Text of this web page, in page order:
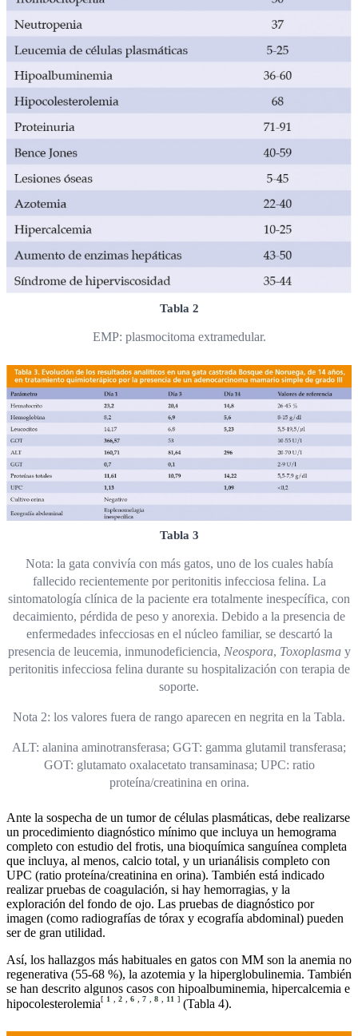
Tabla 2
EMP: plasmocitoma extramedular.
Tabla 3
Nota: la gata convivía con más gatos, uno de los cuales había
fallecido recientemente por peritonitis infecciosa felina. La
sintomatología clínica de la paciente era totalmente inespecífica, con
decaimiento, pérdida de peso y anorexia. Debido a la presencia de
enfermedades infecciosas en el núcleo familiar, se descartó la
presencia de leucemia, inmunodeficiencia, Neospora, Toxoplasmay
peritonitis infecciosa felina durante su hospitalización con terapia de
soporte.
Nota 2: los valores fuera de rango aparecen en negrita en la Tabla.
ALT: alanina aminotransferasa; GGT: gamma glutamil transferasa;
GOT: glutamato oxalacetato transaminasa; UPC: ratio
proteína/creatinina en orina.
Ante la sospecha de un tumor de células plasmáticas, debe realizarse
un procedimiento diagnóstico mínimo que incluya un hemograma
completo con estudio del frotis, una bioquímica sanguínea completa
que incluya, al menos, calcio total, y un urianálisis completo con
UPC (ratio proteína/creatinina en orina). También está indicado
realizar pruebas de coagulación, si hay hemorragias, y la
exploración del fondo de ojo. Las pruebas de diagnóstico por
imagen (como radiografías de tórax y ecografía abdominal) pueden
ser de gran utilidad.
Así, los hallazgos más habituales en gatos con MM son la anemia no
regenerativa (55-68 %), la azotemia y la hiperglobulinemia. También
se han descrito algunos casos con hipoalbuminemia, hipercalcemia e
hipocolesterolemia[ 1 2 6 7 8 11 ] (Tabla 4).